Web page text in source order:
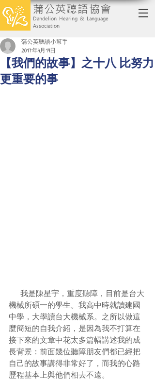
蒲公英聽語協會
Dandelion Hearing & Language
Association
【我們的故事】之十八 比努力
更重要的事
蒲公英聽語小幫手
2017年4月19日
機械所碩一的學生。我高中時就讀建國
中學，大學讀台大機械系。之所以做這
麼簡短的自我介紹，是因為我不打算在
接下來的文章中花太多篇幅講述我的成
長背景：前面幾位聽障朋友們都已經把
自己的故事講得非常好了，而我的心路
歷程基本上與他們相去不遠。